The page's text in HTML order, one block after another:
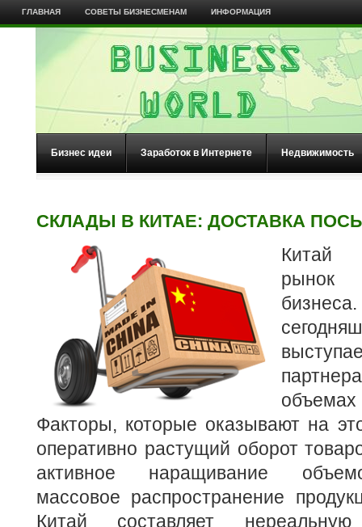
ГЛАВНАЯ СОВЕТЫ БИЗНЕСМЕНАМ ИНФОРМАЦИЯ
Бизнес идеи Заработок в Интернете Недвижимость
СКЛАДЫ В КИТАЕ: ДОСТАВКА
Китай
рынок
Факторы, которые оказывают на
оперативно растущий оборот
активное наращивание
массовое распространение
Китай составляет